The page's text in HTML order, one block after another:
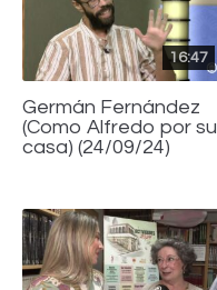
16:47
Germán Fernández
(Como Alfredo por su
casa) (24/09/24)